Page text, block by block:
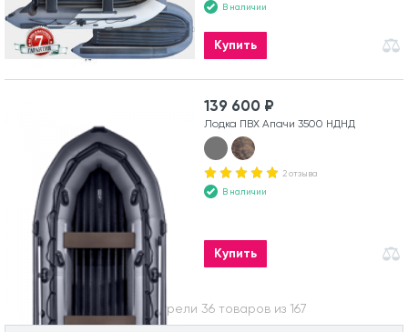
В наличии
Купить
139 600 ₽
Лодка ПВХ Апачи 3500 НДНД
2 отзыва
В наличии
Купить
Вы посмотрели 36 товаров из 167